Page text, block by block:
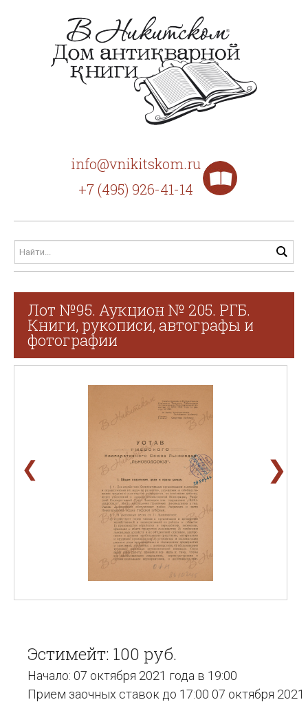
info@vnikitskom.ru
+7 (495) 926-41-14
Лот №95. Аукцион № 205. РГБ.
Книги, рукописи, автографы и
фотографии
❮ ❯
Эстимейт: 100 руб.
Начало: 07 октября 2021 года в 19:00
Прием заочных ставок до 17:00 07 октября 2021